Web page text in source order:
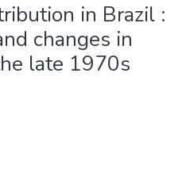
in Brazil :
changes in
late 1970s